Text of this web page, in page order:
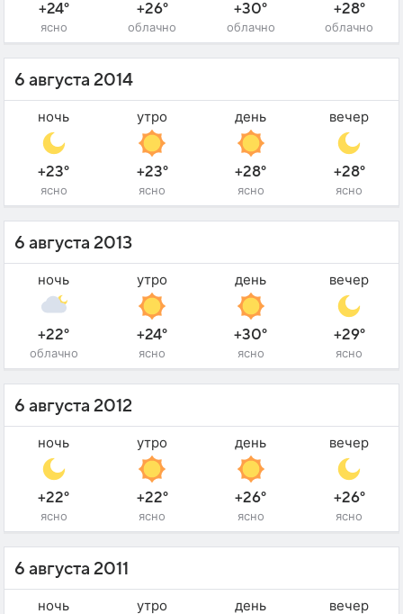
+24°
ясно
+26°
облачно
+30°
облачно
+28°
облачно
6 августа 2014
ночь
+23°
ясно
утро
+23°
ясно
день
+28°
ясно
вечер
+28°
ясно
6 августа 2013
ночь
+22°
облачно
утро
+24°
ясно
день
+30°
ясно
вечер
+29°
ясно
6 августа 2012
ночь
+22°
ясно
утро
+22°
ясно
день
+26°
ясно
вечер
+26°
ясно
6 августа 2011
ночь утро день вечер